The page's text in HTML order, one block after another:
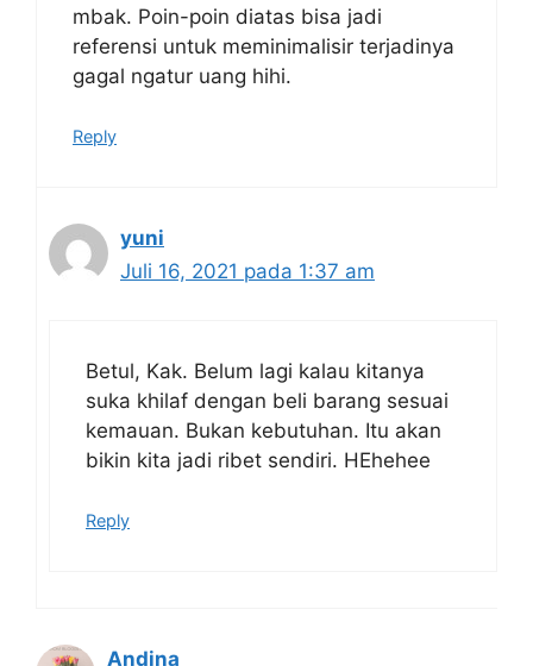
mbak. Poin-poin diatas bisa jadi
referensi untuk meminimalisir terjadinya
gagal ngatur uang hihi.
Reply
yuni
Juli 16, 2021 pada 1:37 am
Betul, Kak. Belum lagi kalau kitanya
suka khilaf dengan beli barang sesuai
kemauan. Bukan kebutuhan. Itu akan
bikin kita jadi ribet sendiri. HEhehee
Reply
Andina